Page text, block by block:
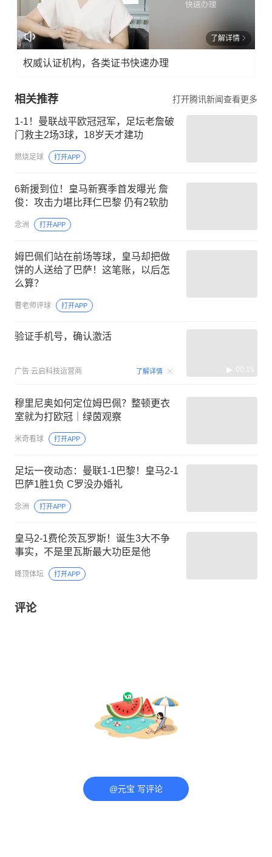
了解详情
权威认证机构，各类证书快速办理
相关推荐 打开腾讯新闻查看更多
1-1！曼联战平欧冠冠军，足坛老詹破
门救主2场3球，18岁天才建功
燃烧足球 打开APP
6新援到位！皇马新赛季首发曝光 詹
俊：攻击力堪比拜仁巴黎 仍有2软肋
念洲 打开APP
姆巴佩们站在前场等球，皇马却把做
饼的人送给了巴萨！这笔账，以后怎
么算？
曹老师评球 打开APP
验证手机号，确认激活
广告 云启科技运营商 了解详情 00:15
穆里尼奥如何定位姆巴佩？整顿更衣
室就为打欧冠｜绿茵观察
米奇看球 打开APP
足坛一夜动态：曼联1-1巴黎！皇马2-1
巴萨1胜1负 C罗没办婚礼
念洲 打开APP
皇马2-1费伦茨瓦罗斯！诞生3大不争
事实，不是里瓦斯最大功臣是他
峰顶体坛 打开APP
评论
@元宝 写评论